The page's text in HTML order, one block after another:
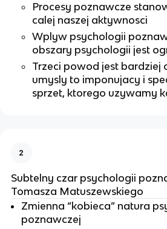
Procesy poznawcze
calej naszej aktywnosci
Wplyw psychologii
obszary psychologii jest
Trzeci powod jest bardziej
umysly to imponujacy i
sprzet, ktorego uzywamy
2
Subtelny czar psychologii
Tomasza Matuszewskiego
Zmienna “kobieca” natura
poznawczej